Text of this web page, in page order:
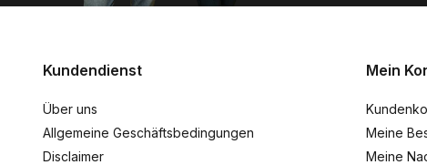
Kundendienst
Über uns
Allgemeine Geschäftsbedingungen
Disclaimer
Mein
Meine
Meine